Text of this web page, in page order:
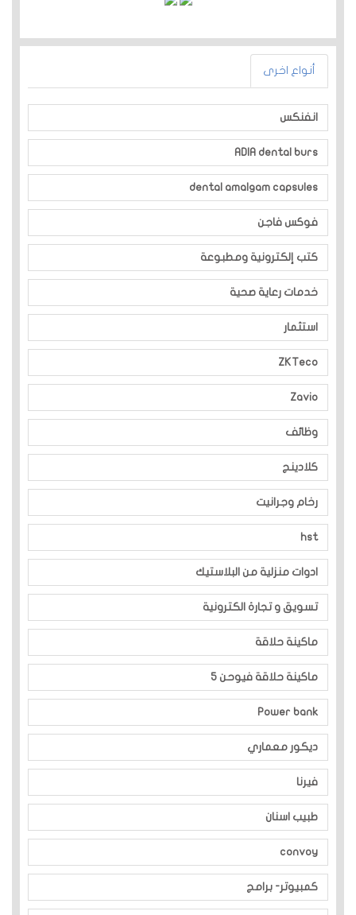
أنواع اخرى
انفنكس
ADIA dental burs
dental amalgam capsules
فوكس فاجن
كتب إلكترونية ومطبوعة
خدمات رعاية صحية
استثمار
ZKTeco
Zavio
وظائف
كلادينج
رخام وجرانيت
hst
ادوات منزلية من البلاستيك
تسويق و تجارة الكترونية
ماكينة حلاقة
ماكينة حلاقة فيوحن 5
Power bank
ديكور معماري
فيرنا
طبيب اسنان
convoy
كمبيوتر- برامج